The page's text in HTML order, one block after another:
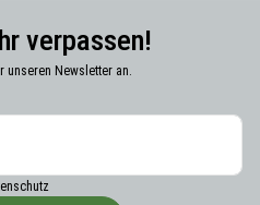
verpassen!
unseren Newsletter an.